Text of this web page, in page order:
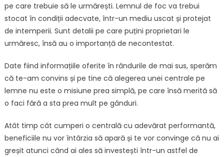
pe care trebuie să le urmărești. Lemnul de foc va trebui
stocat în condiții adecvate, într-un mediu uscat și protejat
de intemperii. Sunt detalii pe care puțini proprietari le
urmăresc, însă au o importanță de necontestat.
Date fiind informațiile oferite în rândurile de mai sus, sperăm
că te-am convins și pe tine că alegerea unei centrale pe
lemne nu este o misiune prea simplă, pe care însă merită să
o faci fără a sta prea mult pe gânduri.
Atât timp cât cumperi o centrală cu adevărat performantă,
beneficiile nu vor întârzia să apară și te vor convinge că nu ai
greșit atunci când ai ales să investești într-un astfel de